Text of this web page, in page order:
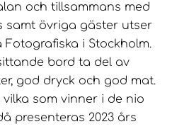
och tillsammans med
samt övriga gäster utser
i Stockholm.
bord ta del av
god dryck och god mat.
som vinner i de nio
presenteras 2023 års